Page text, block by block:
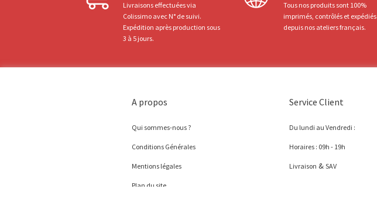
Livraisons effectuées via
Colissimo avec N° de suivi.
Expédition après production sous
3 à 5 jours.
Tous nos produits sont 100%
imprimés, contrôlés et expédiés
depuis nos ateliers français.
A propos
Qui sommes-nous ?
Conditions Générales
Mentions légales
Plan du site
Service Client
Du lundi au Vendredi :
Horaires : 09h - 19h
Livraison &SAV